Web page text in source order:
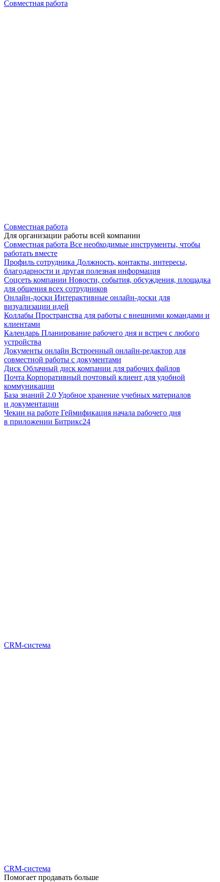
Совместная работа
Совместная работа
Для организации работы всей компании
Совместная работа Все необходимые инструменты, чтобы
работать вместе
Профиль сотрудника Должность, контакты, интересы,
благодарности и другая полезная информация
Соцсеть компании Новости, события, обсуждения, площадка
для общения всех сотрудников
Онлайн-доски Интерактивные онлайн-доски для
визуализации идей
Коллабы Пространства для работы с внешними командами и
клиентами
Календарь Планирование рабочего дня и встреч с любого
устройства
Документы онлайн Встроенный онлайн-редактор для
совместной работы с документами
Диск Облачный диск компании для рабочих файлов
Почта Корпоративный почтовый клиент для удобной
коммуникации
База знаний 2.0 Удобное хранение учебных материалов
и документации
Чекин на работе Геймификация начала рабочего дня
в приложении Битрикс24
CRM-система
CRM-система
Помогает продавать больше